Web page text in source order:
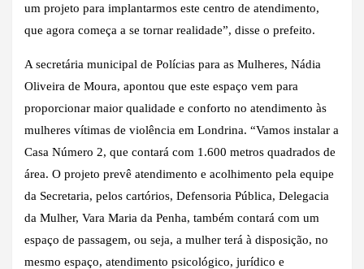
um projeto para implantarmos este centro de atendimento,
que agora começa a se tornar realidade”, disse o prefeito.
A secretária municipal de Polícias para as Mulheres, Nádia
Oliveira de Moura, apontou que este espaço vem para
proporcionar maior qualidade e conforto no atendimento às
mulheres vítimas de violência em Londrina. “Vamos instalar a
Casa Número 2, que contará com 1.600 metros quadrados de
área. O projeto prevê atendimento e acolhimento pela equipe
da Secretaria, pelos cartórios, Defensoria Pública, Delegacia
da Mulher, Vara Maria da Penha, também contará com um
espaço de passagem, ou seja, a mulher terá à disposição, no
mesmo espaço, atendimento psicológico, jurídico e